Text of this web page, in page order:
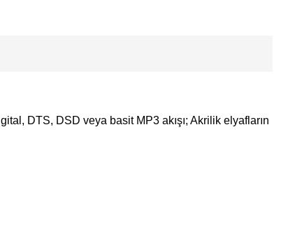
DTS, DSD veya basit MP3 akışı; Akrilik elyafların